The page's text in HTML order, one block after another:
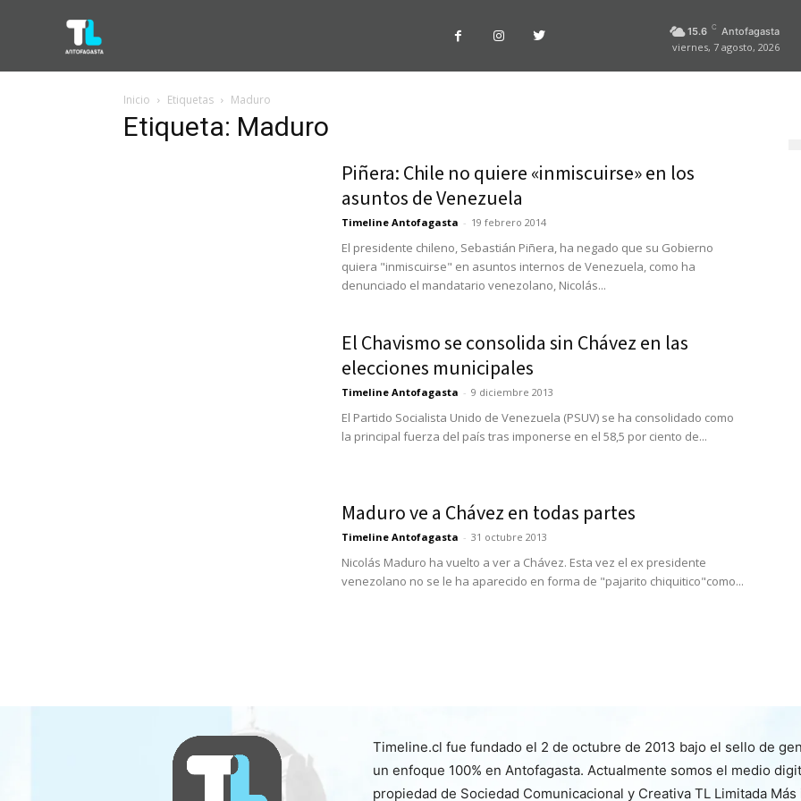
15.6 C Antofagasta
viernes, 7 agosto, 2026
Inicio Etiquetas Maduro
Etiqueta: Maduro
Piñera: Chile no quiere «inmiscuirse» en los
asuntos de Venezuela
Timeline Antofagasta - 19 febrero 2014
El presidente chileno, Sebastián Piñera, ha negado que su Gobierno
quiera "inmiscuirse" en asuntos internos de Venezuela, como ha
denunciado el mandatario venezolano, Nicolás...
El Chavismo se consolida sin Chávez en las
elecciones municipales
Timeline Antofagasta - 9 diciembre 2013
El Partido Socialista Unido de Venezuela (PSUV) se ha consolidado como
la principal fuerza del país tras imponerse en el 58,5 por ciento de...
Maduro ve a Chávez en todas partes
Timeline Antofagasta - 31 octubre 2013
Nicolás Maduro ha vuelto a ver a Chávez. Esta vez el ex presidente
venezolano no se le ha aparecido en forma de "pajarito chiquitico"como...
Timeline.cl fue fundado el 2 de octubre de 2013 bajo el sello de
un enfoque 100% en Antofagasta. Actualmente somos el medio
propiedad de Sociedad Comunicacional y Creativa TL Limitada